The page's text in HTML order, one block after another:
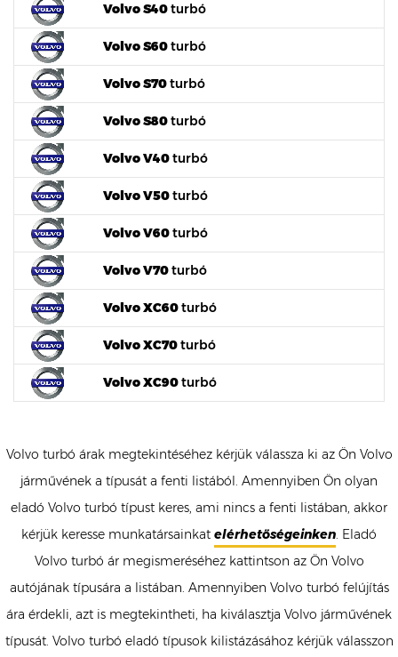
Volvo S40turbó
Volvo S60turbó
Volvo S70turbó
Volvo S80turbó
Volvo V40turbó
Volvo V50turbó
Volvo V60turbó
Volvo V70turbó
Volvo XC60turbó
Volvo XC70turbó
Volvo XC90turbó
Volvo turbó árak megtekintéséhez kérjük válassza ki az Ön Volvo
járművének a típusát a fenti listából. Amennyiben Ön olyan
eladó Volvo turbó típust keres, ami nincs a fenti listában, akkor
kérjük keresse munkatársainkat elérhetőségeinken. Eladó
Volvo turbó ár megismeréséhez kattintson az Ön Volvo
autójának típusára a listában. Amennyiben Volvo turbó felújítás
ára érdekli, azt is megtekintheti, ha kiválasztja Volvo járművének
típusát. Volvo turbó eladó típusok kilistázásához kérjük válasszon